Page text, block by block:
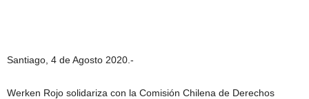
Santiago, 4 de Agosto 2020.-
Werken Rojo solidariza con la Comisión Chilena de Derechos